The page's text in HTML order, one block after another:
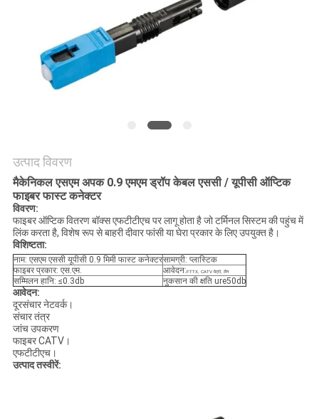
उत्पाद विवरण
मैकेनिकल एसएम अपक 0.9 एमएम ड्रॉप केबल एससी / यूपीसी ऑप्टिक
फाइबर फास्ट कनेक्टर
विवरण:
फाइबर ऑप्टिक वितरण बॉक्स एफटीटीएच पर लागू होता है जो टर्मिनल सिस्टम की पहुंच में
लिंक करता है, विशेष रूप से बाहरी दीवार फांसी या घेरा प्रकार के लिए उपयुक्त है।
विशिष्टता:
नाम: एसएम एससी यूपीसी 0.9 मिमी फास्ट कनेक्टरसामग्री: प्लास्टिक
फाइबर प्रकार: एस.एम.
आवेदन: FTTX, CATV मेट्रो, लैन
सम्मिलन हानि: ≤0.3db नुकसान की क्षति ure50db
आवेदन:
दूरसंचार नेटवर्क।
संचार तंत्र
जांच उपकरण
फाइबर CATV।
एफटीटीएच।
उत्पाद तस्वीरें: